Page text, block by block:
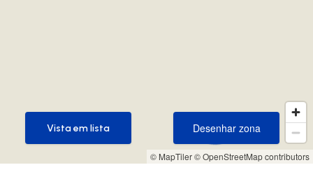
© MapTiler© OpenStreetMap contributors
Desenhar zona
Desenhar zona
Vista em lista
Vista em lista